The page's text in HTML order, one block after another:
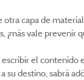
otra capa de
¡más vale prevenir
el contenido
su destino, sabrá